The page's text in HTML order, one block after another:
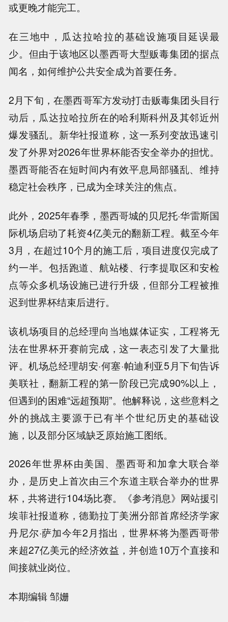
或更晚才能完工。
在三地中，瓜达拉哈拉的基础设施项目延误最
少。但由于该地区以墨西哥大型贩毒集团的据点
闻名，如何维护公共安全成为首要任务。
2月下旬，在墨西哥军方发动打击贩毒集团头目行
动后，瓜达拉哈拉所在的哈利斯科州及其邻近州
爆发骚乱。新华社报道称，这一系列变故迅速引
发了外界对2026年世界杯能否安全举办的担忧。
墨西哥能否在短时间内有效平息局部骚乱、维持
稳定社会秩序，已成为全球关注的焦点。
此外，2025年春季，墨西哥城的贝尼托·华雷斯国
际机场启动了耗资4亿美元的翻新工程。截至今年
3月，在超过10个月的施工后，项目进度仅完成了
约一半。包括跑道、航站楼、行李提取区和安检
点等众多机场设施已进行升级，但部分工程被推
迟到世界杯结束后进行。
该机场项目的总经理向当地媒体证实，工程将无
法在世界杯开赛前完成，这一表态引发了大量批
评。机场总经理胡安·何塞·帕迪利亚5月下旬告诉
美联社，翻新工程的第一阶段已完成90%以上，
但遇到的困难“远超预期”。他解释说，这些意料之
外的挑战主要源于已有半个世纪历史的基础设
施，以及部分区域缺乏原始施工图纸。
2026年世界杯由美国、墨西哥和加拿大联合举
办，是历史上首次由三个东道主联合举办的世界
杯，共将进行104场比赛。《参考消息》网站援引
埃菲社报道称，德勤拉丁美洲分部首席经济学家
丹尼尔·萨加今年2月指出，世界杯将为墨西哥带
来超27亿美元的经济效益，并创造10万个直接和
间接就业岗位。
本期编辑 邹姗